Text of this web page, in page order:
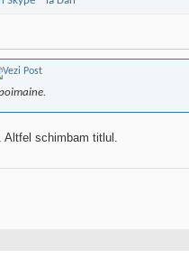
Altfel schimbam titlul.